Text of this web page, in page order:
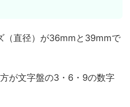
（直径）が36mmと39mmで
が文字盤の3・6・9の数字